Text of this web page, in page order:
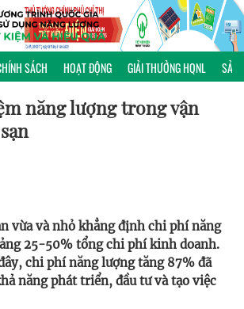
SÁCH HOẠT ĐỘNG GIẢI THƯỞNG HQNL SẢN
GMT+7
BIẾN KIẾN THỨC
năng lượng trong vận
vừa và nhỏ khẳng định chi phí năng
25-50% tổng chi phí kinh doanh.
chi phí năng lượng tăng 87% đã
năng phát triển, đầu tư và tạo việc